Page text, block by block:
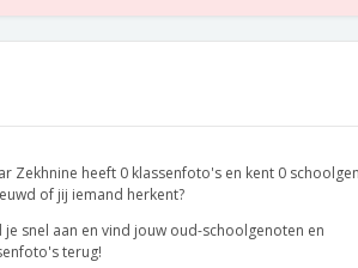
Zekhnine heeft 0 klassenfoto's en kent 0
of jij iemand herkent?
je snel aan en vind jouw oud-schoolgenoten en
terug!